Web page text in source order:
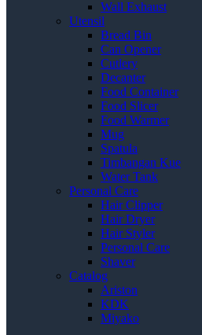
Wall Exhaust
Utensil
Bread Bin
Can Opener
Cutlery
Decanter
Food Container
Food Slicer
Food Warmer
Mug
Spatula
Timbangan Kue
Water Tank
Personal Care
Hair Clipper
Hair Dryer
Hair Styler
Personal Care
Shaver
Catalog
Ariston
KDK
Miyako